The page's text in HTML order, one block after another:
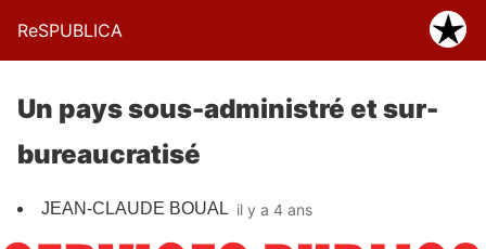
ReSPUBLICA
Un pays sous-administré et sur-
bureaucratisé
JEAN-CLAUDE BOUAL il y a 4 ans